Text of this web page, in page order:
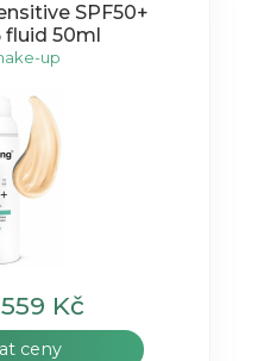
SPF50+
fluid 50ml
up
559 Kč
ceny